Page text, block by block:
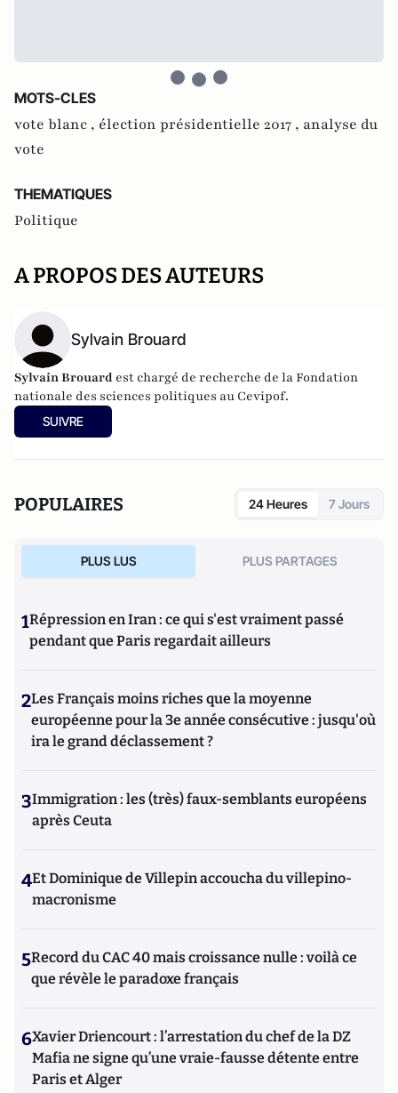
MOTS-CLES
vote blanc , élection présidentielle 2017 , analyse du
vote
THEMATIQUES
Politique
A PROPOS DES AUTEURS
Sylvain Brouard
Sylvain Brouard est chargé de recherche de la Fondation
nationale des sciences politiques au Cevipof.
SUIVRE
POPULAIRES 24 Heures 7 Jours
PLUS LUS PLUS PARTAGES
1Répression en Iran : ce qui s'est vraiment passé
pendant que Paris regardait ailleurs
2Les Français moins riches que la moyenne
européenne pour la 3e année consécutive : jusqu'où
ira le grand déclassement ?
3Immigration : les (très) faux-semblants européens
après Ceuta
4Et Dominique de Villepin accoucha du villepino-
macronisme
5Record du CAC 40 mais croissance nulle : voilà ce
que révèle le paradoxe français
6Xavier Driencourt : l’arrestation du chef de la DZ
Mafia ne signe qu’une vraie-fausse détente entre
Paris et Alger